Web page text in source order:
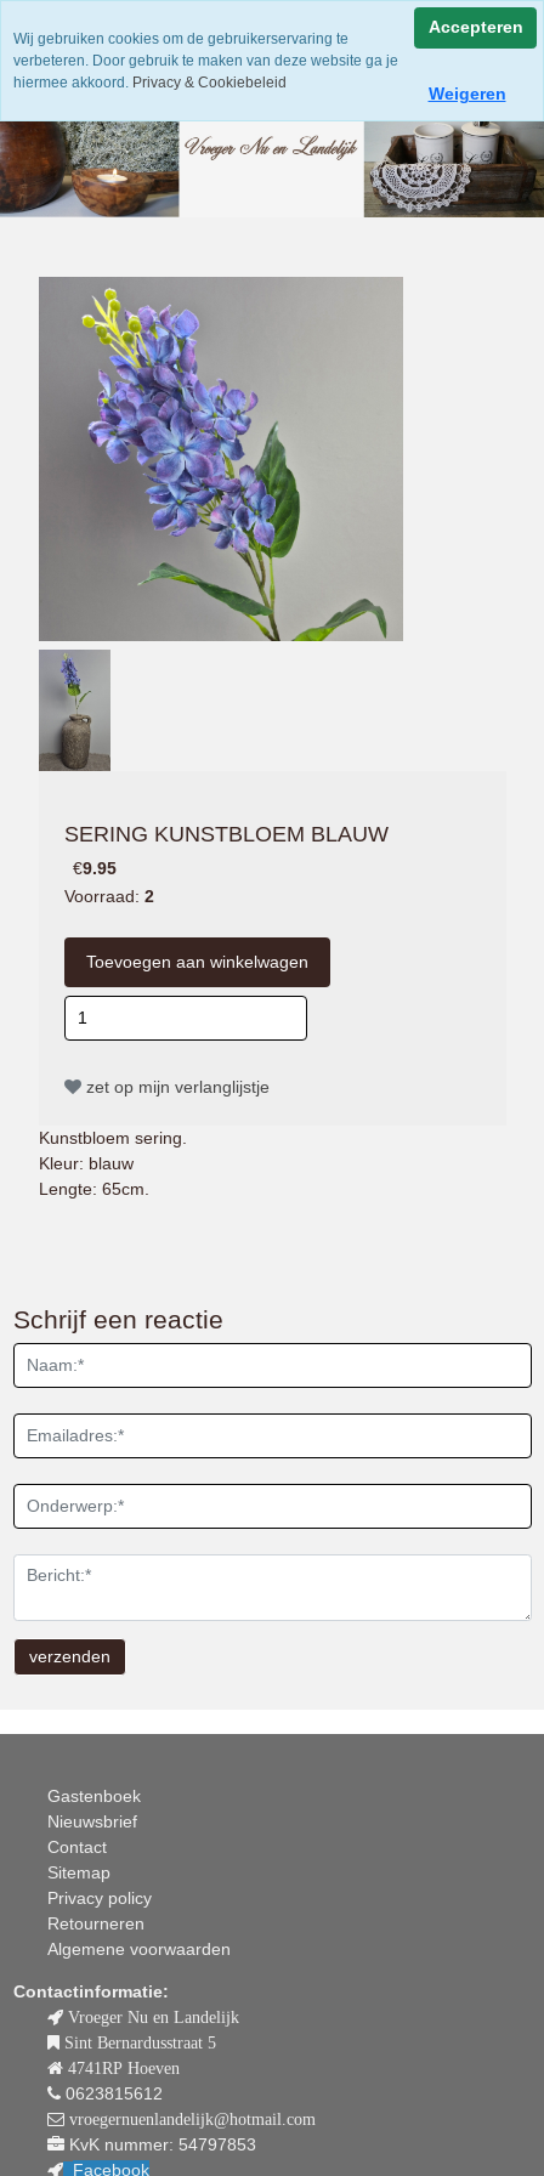
SERING KUNSTBLOEM BLAUW
€9.95
Voorraad: 2
zet op mijn verlanglijstje
Kunstbloem sering.
Kleur: blauw
Lengte: 65cm.
Schrijf een reactie
Gastenboek
Nieuwsbrief
Contact
Sitemap
Privacy policy
Retourneren
Algemene voorwaarden
Contactinformatie:
Vroeger Nu en Landelijk
Sint Bernardusstraat 5
4741RP Hoeven
0623815612
vroegernuenlandelijk@hotmail.com
KvK nummer: 54797853
Facebook
Wij gebruiken cookies om de gebruikerservaring te
verbeteren. Door gebruik te maken van deze website ga je
hiermee akkoord. Privacy & Cookiebeleid
Accepteren
Weigeren